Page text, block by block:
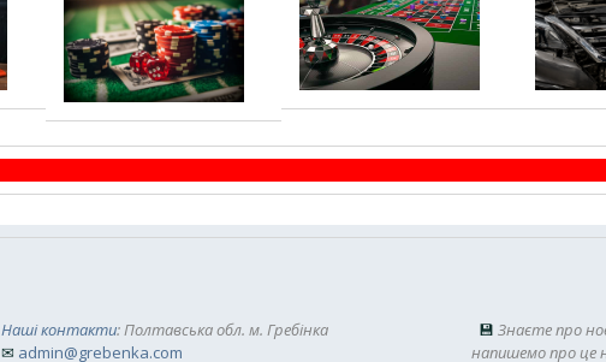
Наші контакти: Полтавська обл. м. Гребінка
✉ admin@grebenka.com
💾 Знаєте про
напишемо про це